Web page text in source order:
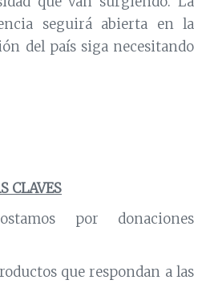
seguirá abierta en la
del país siga necesitando
CLAVES
por donaciones
que respondan a las